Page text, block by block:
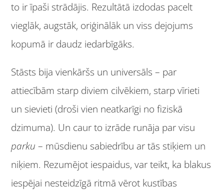
to ir īpaši strādājis. Rezultātā izdodas pacelt
vieglāk, augstāk, oriģinālāk un viss dejojums
kopumā ir daudz iedarbīgāks.
Stāsts bija vienkāršs un universāls – par
attiecībām starp diviem cilvēkiem, starp vīrieti
un sievieti (droši vien neatkarīgi no fiziskā
dzimuma). Un caur to izrāde runāja par visu
parku – mūsdienu sabiedrību ar tās stiķiem un
niķiem. Rezumējot iespaidus, var teikt, ka blakus
iespējai nesteidzīgā ritmā vērot kustības